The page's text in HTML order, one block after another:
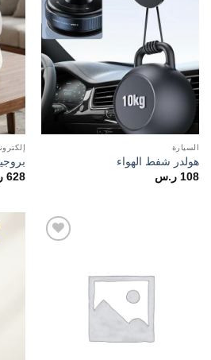
السيارة
هولدر شفط الهواء
108 ر.س
628